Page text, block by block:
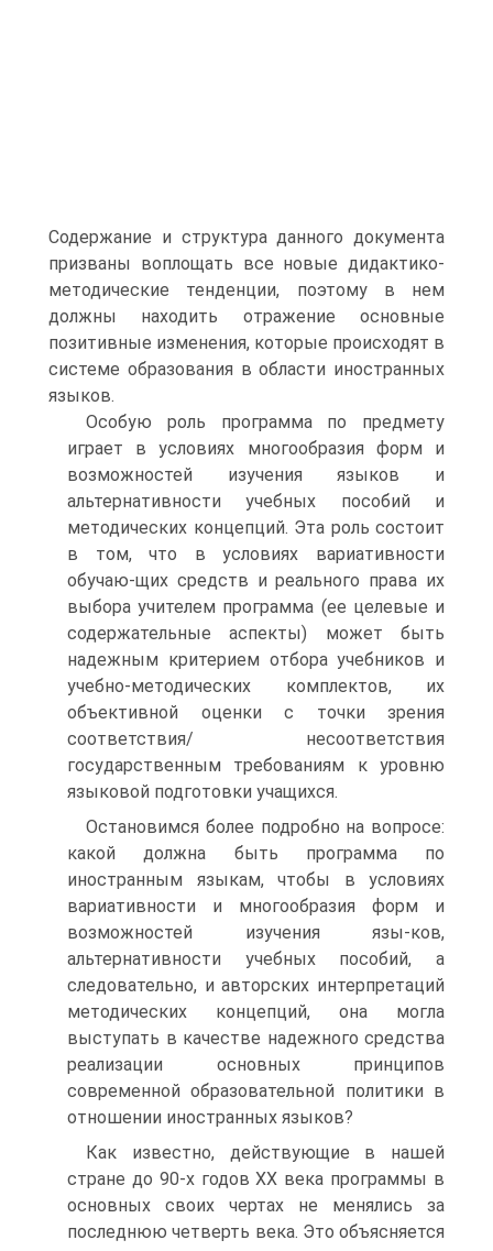
Содержание и структура данного документа
призваны воплощать все новые дидактико-
методические тенденции, поэтому в нем
должны находить отражение основные
позитивные изменения, которые происходят в
системе образования в области иностранных
языков.
Особую роль программа по предмету
играет в условиях многообразия форм и
возможностей изучения языков и
альтернативности учебных пособий и
методических концепций. Эта роль состоит
в том, что в условиях вариативности
обучаю-щих средств и реального права их
выбора учителем программа (ее целевые и
содержательные аспекты) может быть
надежным критерием отбора учебников и
учебно-методических комплектов, их
объективной оценки с точки зрения
соответствия/ несоответствия
государственным требованиям к уровню
языковой подготовки учащихся.
Остановимся более подробно на вопросе:
какой должна быть программа по
иностранным языкам, чтобы в условиях
вариативности и многообразия форм и
возможностей изучения язы-ков,
альтернативности учебных пособий, а
следовательно, и авторских интерпретаций
методических концепций, она могла
выступать в качестве надежного средства
реализации основных принципов
современной образовательной политики в
отношении иностранных языков?
Как известно, действующие в нашей
стране до 90-х годов XX века программы в
основных своих чертах не менялись за
последнюю четверть века. Это объясняется